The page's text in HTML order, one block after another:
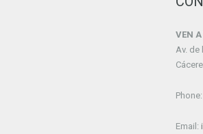
VEN
Av. de
Email: